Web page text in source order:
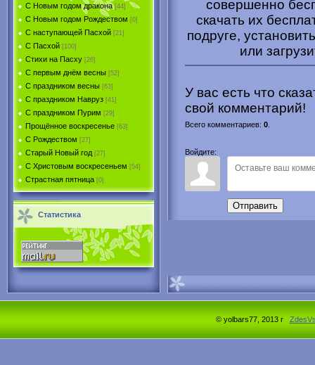
С Новым годом дракона [44]
С Новым годом Рождеством [0]
С наступающей Пасхой [21]
С Пасхой [100]
Стихи на Пасху [26]
С первым днём весны [52]
С праздником весны [63]
С праздником Навруз [41]
С праздником Пурим [29]
Прощённое воскресенье [63]
С Рождеством [27]
Старый Новый год [27]
С Христовым воскресеньем [54]
Страстная пятница [0]
Статистика
совершенно
скачать их
подруге,
или
У вас есть что
свой комментарий!
Всего комментариев: 0
Войдите:
Отправить
© yolbars77, 2013 г